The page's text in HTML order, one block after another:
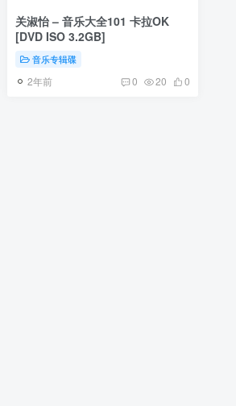
关淑怡 – 音乐大全101 卡拉OK
[DVD ISO 3.2GB]
音乐专辑碟
2年前 0 20 0